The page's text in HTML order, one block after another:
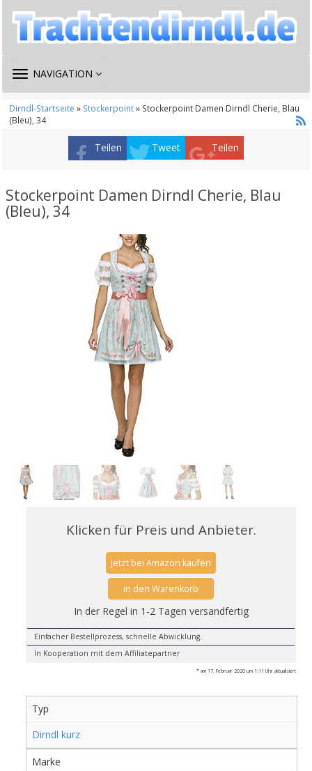
TOGGLE
NAVIGATION
Dirndl-Startseite » Stockerpoint» Stockerpoint Damen Dirndl Cherie, Blau
(Bleu), 34
Teilen Tweet Teilen
Stockerpoint Damen Dirndl Cherie, Blau
(Bleu), 34
Klicken für Preis und Anbieter.
Jetzt bei Amazon kaufen
in den Warenkorb
In der Regel in 1-2 Tagen versandfertig
Einfacher Bestellprozess, schnelle Abwicklung.
In Kooperation mit dem Affiliatepartner
* am 17. Februar 2020 um 1:11 Uhr aktualisiert
Typ
Dirndl kurz
Marke